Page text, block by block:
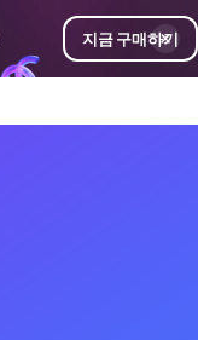
지금 구매하기